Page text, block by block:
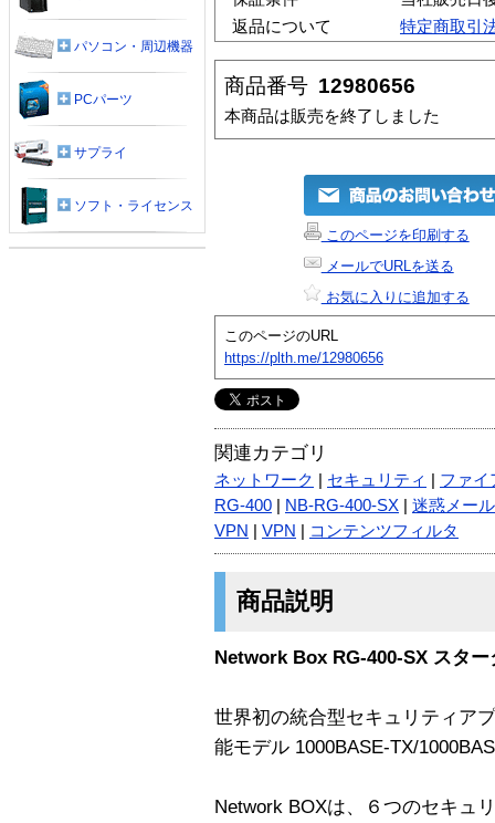
返品について
特定商取引
商品番号 12980656
本商品は販売を終了しました
このページを印刷する
メールでURLを送る
お気に入りに追加する
このページのURL
https://plth.me/12980656
関連カテゴリ
ネットワーク セキュリティ
ファイ
RG-400
NB-RG-400-SX
迷惑メー
VPN
VPN コンテンツフィルタ
商品説明
Network Box RG-400-SX スター
世界初の統合型セキュリティア
能モデル 1000BASE-TX/
Network BOXは、６つのセキュ
パソコン・周辺機器
PCパーツ
サプライ
ソフト・ライセンス